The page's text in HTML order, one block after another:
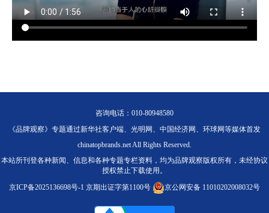
咨询电话：010-80948580
《品牌观察》专题通过新华社客户端、光明网、中国经济网、环球网等媒体首发
chinatopbrands.net All Rights Reserved.
本站所刊登各种新闻、信息和各种专题专栏资料，均为品牌观察版权所有，未经协议
授权禁止下载使用。
京ICP备2025136698号-1 京期出证字第1100号 京公网安备 11010202008032号